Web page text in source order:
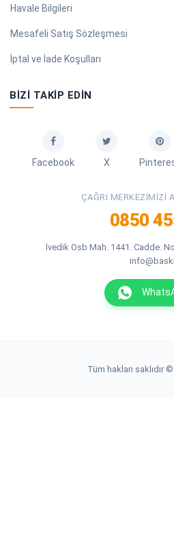
Havale Bilgileri
Mesafeli Satış Sözleşmesi
İptal ve İade Koşulları
BIZI TAKIP EDIN
Facebook X
ÇAĞRI MERKEZIMIZI
0850
İvedik Osb Mah. 1441. Cadde.
Tüm hakları saklıdır